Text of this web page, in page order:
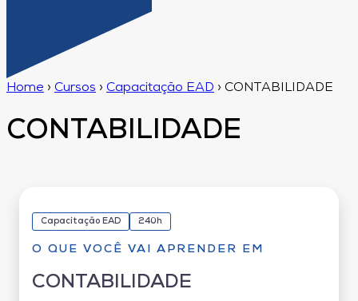
Home › Cursos › Capacitação EAD › CONTABILIDADE
CONTABILIDADE
Capacitação EAD 240h
O QUE VOCÊ VAI APRENDER EM
CONTABILIDADE